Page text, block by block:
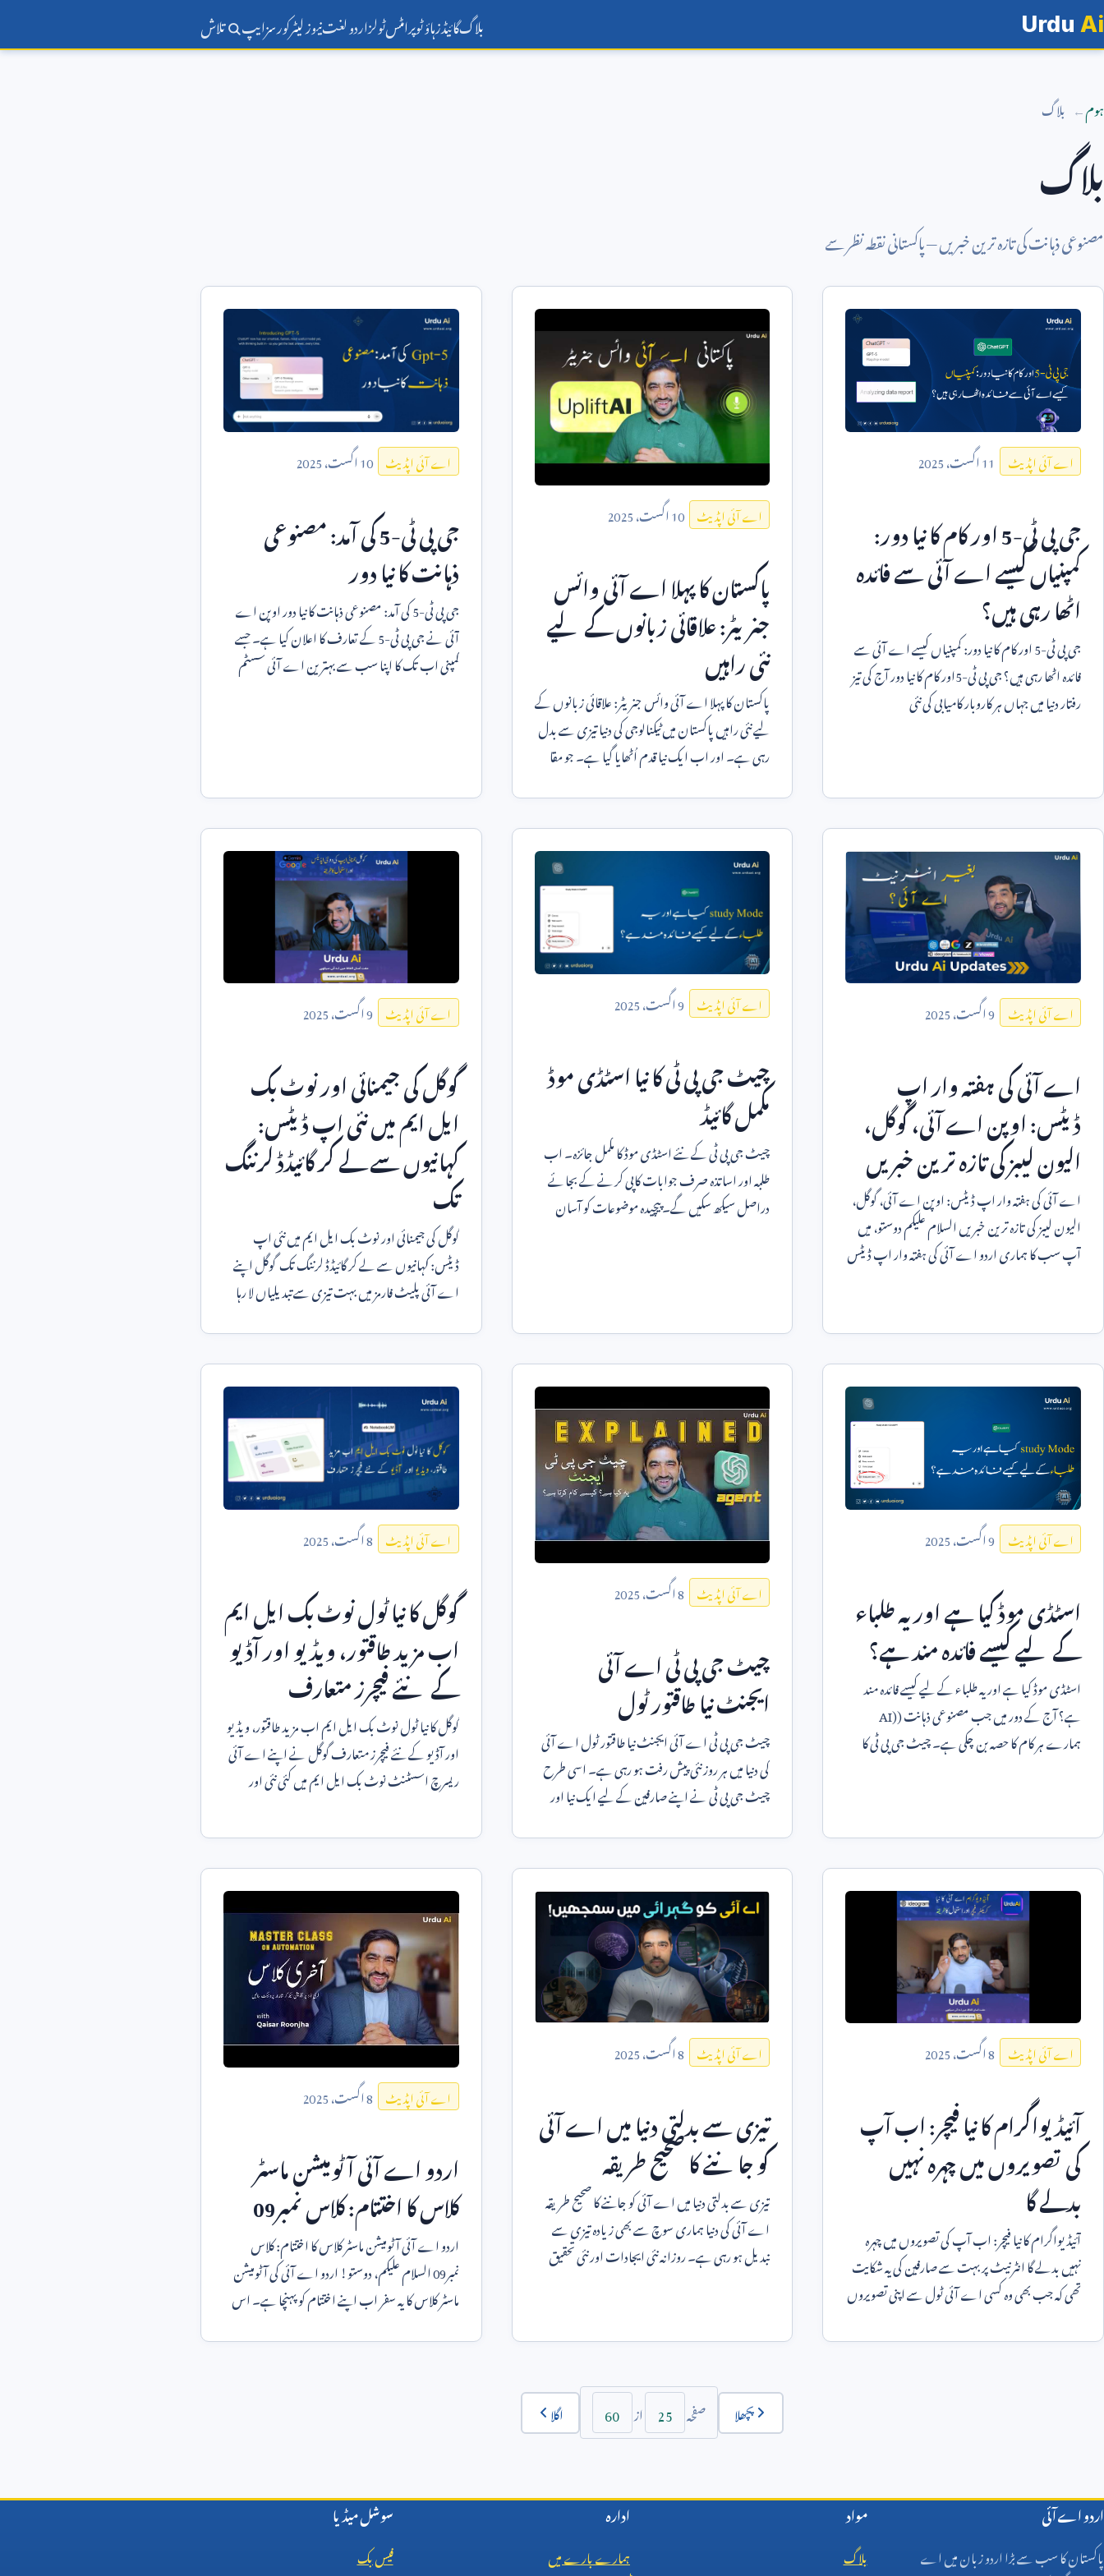
Urdu Ai بلاگگائیڈزہاؤ ٹوپرامٹسٹولزاردو لغتنیوز لیٹرکورسزایپ تلاش
ہوم بلاگ
بلاگ
مصنوعی ذہانت کی تازہ ترین خبریں — پاکستانی نقطہ نظر سے
اے آئی اپڈیٹ 11اگست،2025
جی پی ٹی-5اور کام کا نیا دور:
کمپنیاں کیسے اے آئی سے فائدہ
اٹھا رہی ہیں؟
جی پی ٹی-5اور کام کا نیا دور: کمپنیاں کیسے اے آئی سے
فائدہ اٹھا رہی ہیں؟ جی پی ٹی-
5
اور کام کا نیا دور آج کی تیز
رفتار دنیا میں جہاں ہر کاروبار کامیابی کی نئی
اے آئی اپڈیٹ 10اگست،2025
پاکستان کا پہلا اے آئی وائس
جنریٹر: علاقائی زبانوں کے لیے
نئی راہیں
پاکستان کا پہلا اے آئی وائس جنریٹر: علاقائی زبانوں کے
لیے نئی راہیں پاکستان میں ٹیکنالوجی کی دنیا تیزی سے بدل
رہی ہے۔ اور اب ایک نیا قدم اُٹھایا گیا ہے۔ جو مقا
اے آئی اپڈیٹ 10اگست،2025
جی پی ٹی-5کی آمد: مصنوعی
ذہانت کا نیا دور
جی پی ٹی-5
کی آمد: مصنوعی ذہانت کا نیا دور اوپن اے
آئی نے جی پی ٹی-5کے تعارف کا اعلان کیا ہے۔ جسے
کمپنی اب تک کا اپنا سب سے بہترین اے آئی سسٹم
اے آئی اپڈیٹ 9اگست،2025
اے آئی کی ہفتہ وار اپ
ڈیٹس: اوپن اے آئی، گوگل،
الیون لیبز کی تازہ ترین خبریں
اے آئی کی ہفتہ وار اپ ڈیٹس: اوپن اے آئی، گوگل،
الیون لیبز کی تازہ ترین خبریں السلام علیکم دوستو، میں
آپ سب کا ہماری اردو اے آئی کی ہفتہ وار اپ ڈیٹس
اے آئی اپڈیٹ 9اگست،2025
چیٹ جی پی ٹی کا نیا اسٹڈی موڈ
مکمل گائیڈ
چیٹ جی پی ٹی کے نئے اسٹڈی موڈ کا مکمل جائزہ۔ اب
طلبہ اور اساتذہ صرف جوابات کاپی کرنے کے بجائے
دراصل سیکھ سکیں گے۔ پیچیدہ موضوعات کو آسان
اے آئی اپڈیٹ 9اگست،2025
گوگل کی جیمنائی اور نوٹ بک
ایل ایم میں نئی اپ ڈیٹس:
کہانیوں سے لے کر گائیڈڈ لرننگ
تک
گوگل کی جیمنائی اور نوٹ بک ایل ایم میں نئی اپ
ڈیٹس: کہانیوں سے لے کر گائیڈڈ لرننگ تک گوگل اپنے
اے آئی پلیٹ فارمز میں بہت تیزی سے تبدیلیاں لا رہا
اے آئی اپڈیٹ 9اگست،2025
اسٹڈی موڈ کیا ہے اور یہ طلباء
کے لیے کیسے فائدہ مند ہے؟
اسٹڈی موڈ کیا ہے اور یہ طلباء کے لیے کیسے فائدہ مند
ہے؟ آج کے دور میں جب مصنوعی ذہانت (
AI)
ہمارے ہر کام کا حصہ بن چکی ہے۔ چیٹ جی پی ٹی کا
اے آئی اپڈیٹ 8اگست،2025
چیٹ جی پی ٹی اے آئی
ایجنٹ نیا طاقتور ٹول
چیٹ جی پی ٹی اے آئی ایجنٹ نیا طاقتور ٹول اے آئی
کی دنیا میں ہر روز نئی پیش رفت ہو رہی ہے۔ اسی طرح
چیٹ جی پی ٹی نے اپنے صارفین کے لیے ایک نیا اور
اے آئی اپڈیٹ 8اگست،2025
گوگل کا نیا ٹول نوٹ بک ایل ایم
اب مزید طاقتور، ویڈیو اور آڈیو
کے نئے فیچرز متعارف
گوگل کا نیا ٹول نوٹ بک ایل ایم اب مزید طاقتور، ویڈیو
اور آڈیو کے نئے فیچرز متعارف گوگل نے اپنے اے آئی
ریسرچ اسسٹنٹ نوٹ بک ایل ایم میں کئی نئی اور
اے آئی اپڈیٹ 8اگست،2025
آئیڈیواگرام کا نیا فیچر: اب آپ
کی تصویروں میں چہرہ نہیں
بدلے گا
آئیڈیواگرام کا نیا فیچر: اب آپ کی تصویروں میں چہرہ
نہیں بدلے گا انٹرنیٹ پر بہت سے صارفین کی یہ شکایت
تھی کہ جب بھی وہ کسی اے آئی ٹول سے اپنی تصویروں
اے آئی اپڈیٹ 8اگست،2025
تیزی سے بدلتی دنیا میں اے آئی
کو جاننے کا صحیح طریقہ
تیزی سے بدلتی دنیا میں اے آئی کو جاننے کا صحیح طریقہ
اے آئی کی دنیا ہماری سوچ سے بھی زیادہ تیزی سے
تبدیل ہو رہی ہے۔ روزانہ نئی ایجادات اور نئی تحقیق
اے آئی اپڈیٹ 8اگست،2025
اردو اے آئی آٹومیشن ماسٹر
کلاس کا اختتام: کلاس نمبر09
اردو اے آئی آٹومیشن ماسٹر کلاس کا اختتام: کلاس
نمبر09السلام علیکم، دوستو! اردو اے آئی کی آٹومیشن
ماسٹر کلاس کا یہ سفر اب اپنے اختتام کو پہنچا ہے۔ اس
پچھلا صفحہ 25 از 60 اگلا
اردو اے آئی
پاکستان کا سب سے بڑا اردو زبان میں اے
مواد
بلاگ
ادارہ
ہمارے بارے میں
سوشل میڈیا
فیس بک